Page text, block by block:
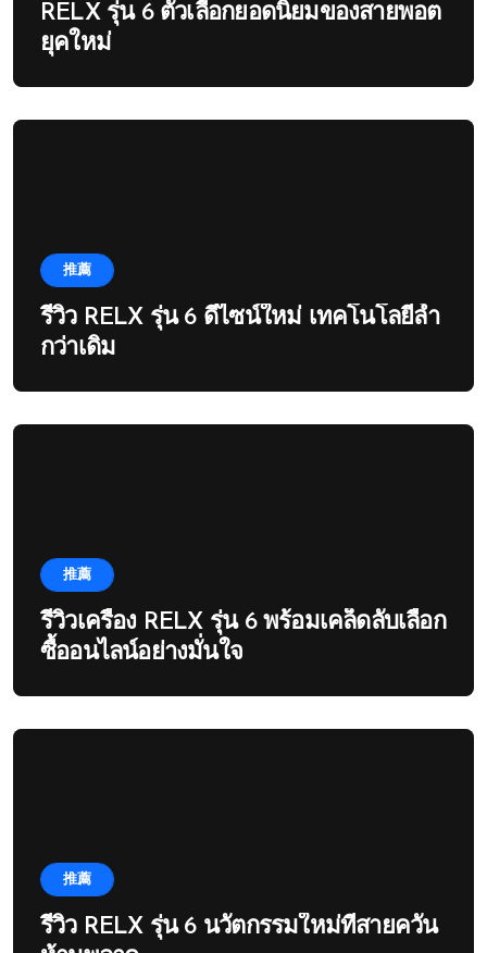
RELX รุ่น 6 ตัวเลือกยอดนิยมของสายพอต
ยุคใหม่
推薦
รีวิว RELX รุ่น 6 ดีไซน์ใหม่ เทคโนโลยีล้ำ
กว่าเดิม
推薦
รีวิวเครื่อง RELX รุ่น 6 พร้อมเคล็ดลับเลือก
ซื้ออนไลน์อย่างมั่นใจ
推薦
รีวิว RELX รุ่น 6 นวัตกรรมใหม่ที่สายควัน